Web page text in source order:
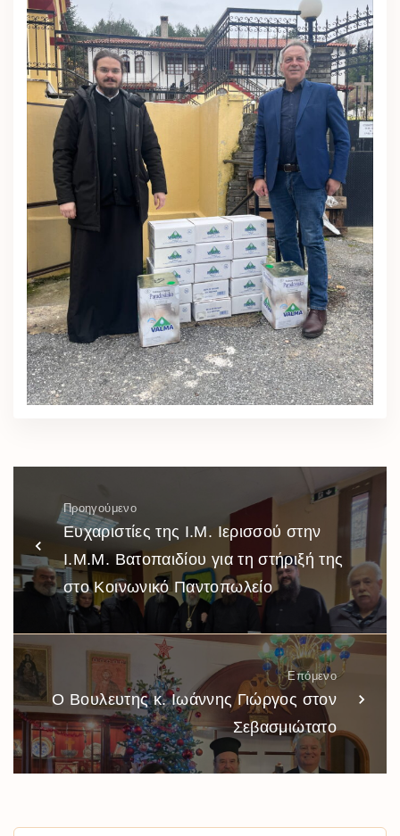
Προηγούμενο
Ευχαριστίες της Ι.Μ. Ιερισσού στην
Ι.Μ.Μ. Βατοπαιδίου για τη στήριξή της
στο Κοινωνικό Παντοπωλείο
Επόμενο
Ο Βουλευτης κ. Ιωάννης Γιώργος στον
Σεβασμιώτατο